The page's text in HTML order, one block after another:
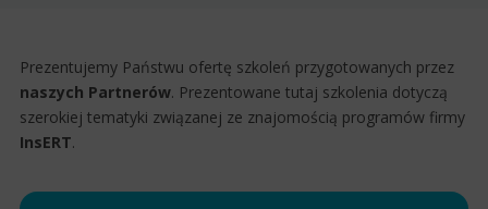
Prezentujemy Państwu ofertę szkoleń przygotowanych przez
naszych Partnerów. Prezentowane tutaj szkolenia dotyczą
szerokiej tematyki związanej ze znajomością programów firmy
InsERT.